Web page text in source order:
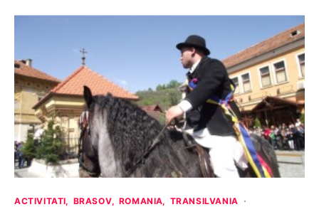
ACTIVITATI BRASOV ROMANIA
TRANSILVANIA